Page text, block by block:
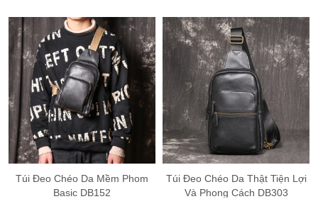
Túi Đeo Chéo Da Mềm Phom
Basic DB152
Túi Đeo Chéo Da Thật Tiện Lợi
Và Phong Cách DB303